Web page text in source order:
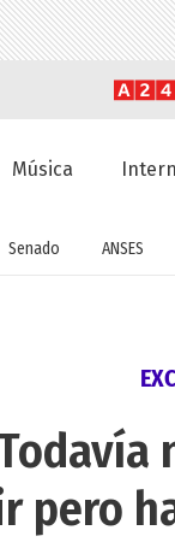
Música
Senado ANSES
pero